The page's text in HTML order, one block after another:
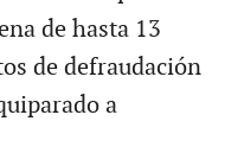
de hasta 13
de defraudación
a